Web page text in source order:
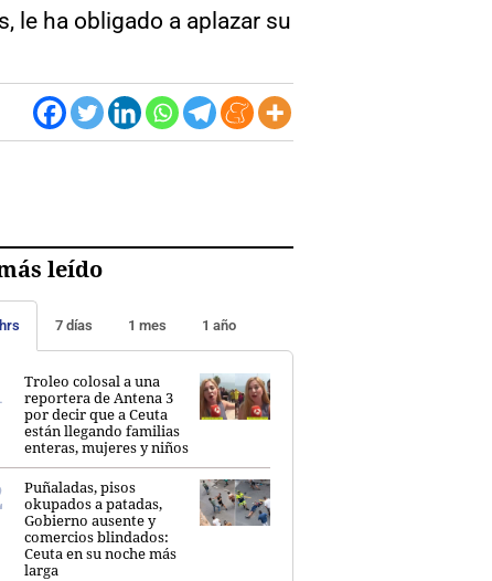
le ha obligado a aplazar su
leído
7 días 1 mes 1 año
Troleo colosal a una
reportera de Antena 3
por decir que a Ceuta
están llegando familias
enteras, mujeres y niños
Puñaladas, pisos
okupados a patadas,
Gobierno ausente y
comercios blindados:
Ceuta en su noche más
larga